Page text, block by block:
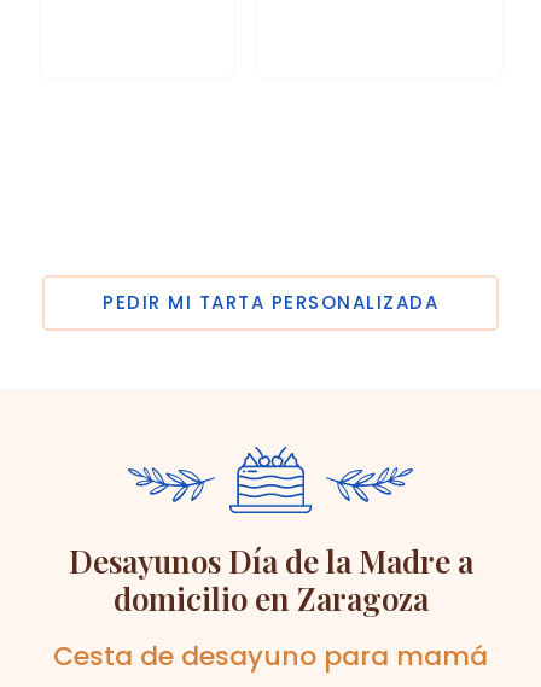
PEDIR MI TARTA PERSONALIZADA
Desayunos Día de la Madre a
domicilio en Zaragoza
Cesta de desayuno para mamá